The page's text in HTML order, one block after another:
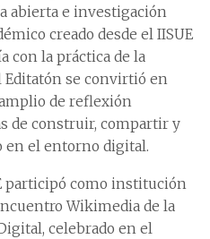
abierta e investigación
creado desde el IISUE
con la práctica de la
Editatón se convirtió en
de reflexión
de construir, compartir y
en el entorno digital.
participó como institución
Wikimedia de la
celebrado en el